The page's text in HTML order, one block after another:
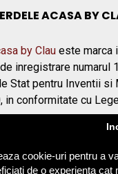
cookie-uri pentru a
de o experienta cat
ACASA BY
by Clau este marca
inregistrare numarul
Stat pentru Inventii si
in conformitate cu